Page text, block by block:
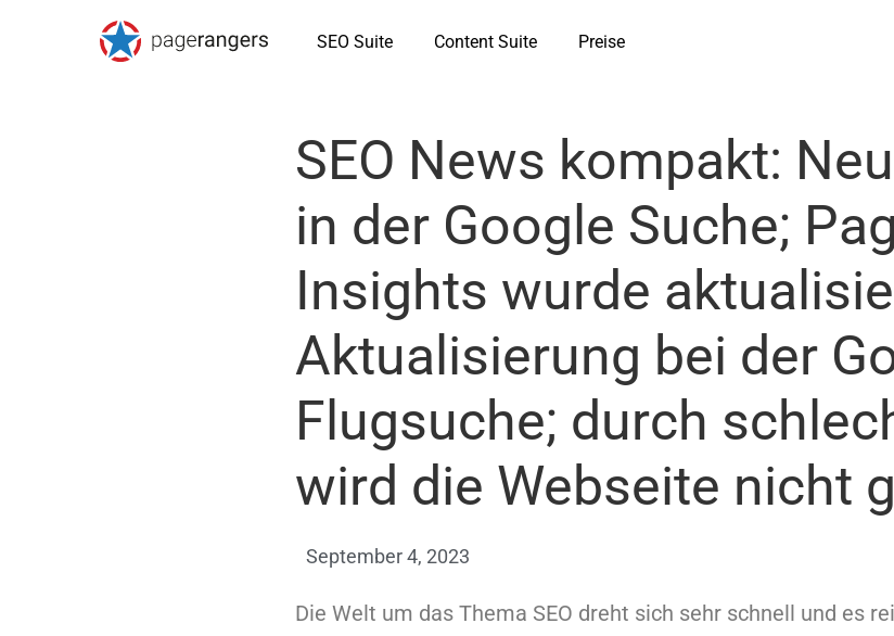
SEO Suite Content Suite Preise
SEO News kompakt:
in der Google Suche;
Insights wurde
Aktualisierung bei der
Flugsuche; durch
wird die Webseite nicht
September 4, 2023
Die Welt um das Thema SEO dreht sich sehr schnell und es